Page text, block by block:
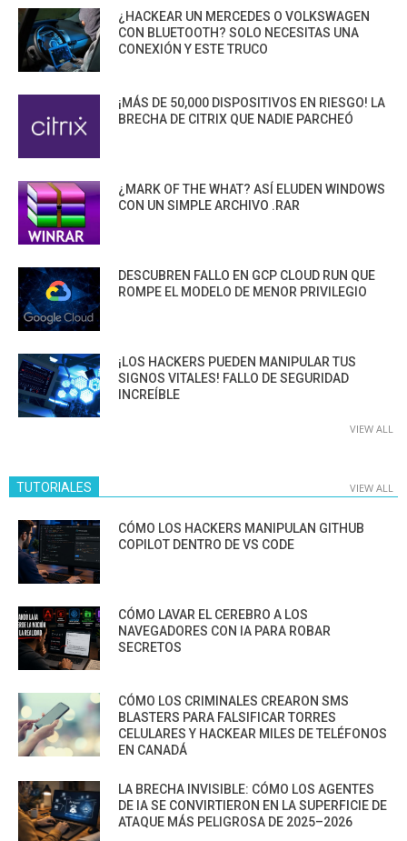
¿HACKEAR UN MERCEDES O VOLKSWAGEN
CON BLUETOOTH? SOLO NECESITAS UNA
CONEXIÓN Y ESTE TRUCO
¡MÁS DE 50,000 DISPOSITIVOS EN RIESGO! LA
BRECHA DE CITRIX QUE NADIE PARCHEÓ
¿MARK OF THE WHAT? ASÍ ELUDEN WINDOWS
CON UN SIMPLE ARCHIVO .RAR
DESCUBREN FALLO EN GCP CLOUD RUN QUE
ROMPE EL MODELO DE MENOR PRIVILEGIO
¡LOS HACKERS PUEDEN MANIPULAR TUS
SIGNOS VITALES! FALLO DE SEGURIDAD
INCREÍBLE
VIEW ALL
TUTORIALES VIEW ALL
CÓMO LOS HACKERS MANIPULAN GITHUB
COPILOT DENTRO DE VS CODE
CÓMO LAVAR EL CEREBRO A LOS
NAVEGADORES CON IA PARA ROBAR
SECRETOS
CÓMO LOS CRIMINALES CREARON SMS
BLASTERS PARA FALSIFICAR TORRES
CELULARES Y HACKEAR MILES DE TELÉFONOS
EN CANADÁ
LA BRECHA INVISIBLE: CÓMO LOS AGENTES
DE IA SE CONVIRTIERON EN LA SUPERFICIE DE
ATAQUE MÁS PELIGROSA DE 2025–2026